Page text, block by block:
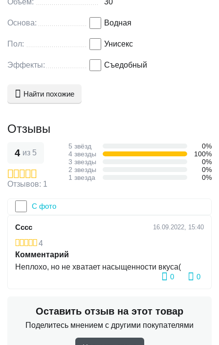
изделиями из латекса и синтетических материалов.
Объем: 30
Основа: Водная
Пол: Унисекс
Эффекты: Съедобный
Найти похожие
Отзывы
4 из 5
Отзывов: 1
5 звёзд
0%
4 звезды
100%
3 звезды
0%
2 звезды
0%
1 звезда
0%
С фото
Сссс 16.09.2022, 15:40
4
Комментарий
Неплохо, но не хватает насыщенности вкуса(
0
0
Оставить отзыв на этот товар
Поделитесь мнением с другими покупателями